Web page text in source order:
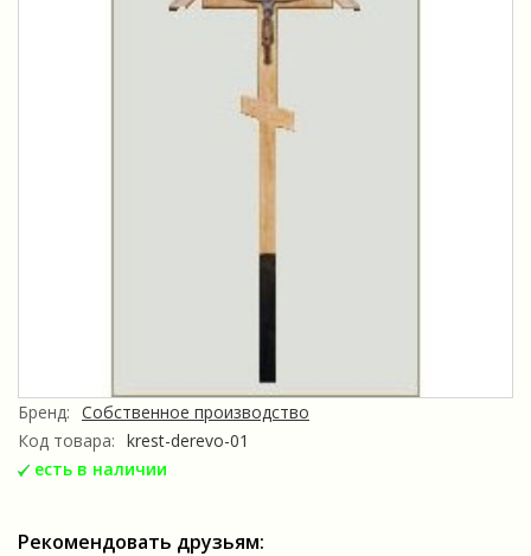
Бренд: Собственное производство
Код товара: krest-derevo-01
есть в наличии
Рекомендовать друзьям: